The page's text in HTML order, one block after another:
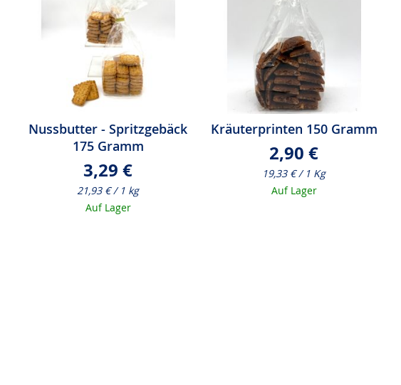
Nussbutter - Spritzgebäck
175 Gramm
3,29 €
21,93 € / 1 kg
Auf Lager
Kräuterprinten 150 Gramm
2,90 €
19,33 € / 1 Kg
Auf Lager